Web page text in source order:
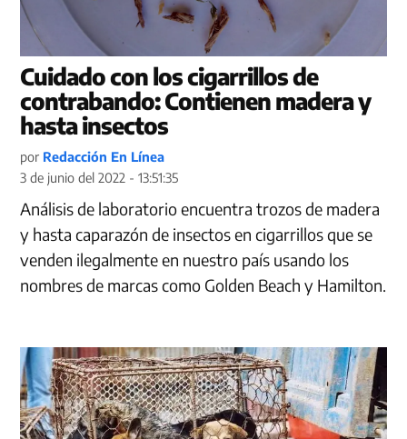
Cuidado con los cigarrillos de
contrabando: Contienen madera y
hasta insectos
por Redacción En Línea
3 de junio del 2022 - 13:51:35
Análisis de laboratorio encuentra trozos de madera
y hasta caparazón de insectos en cigarrillos que se
venden ilegalmente en nuestro país usando los
nombres de marcas como Golden Beach y Hamilton.